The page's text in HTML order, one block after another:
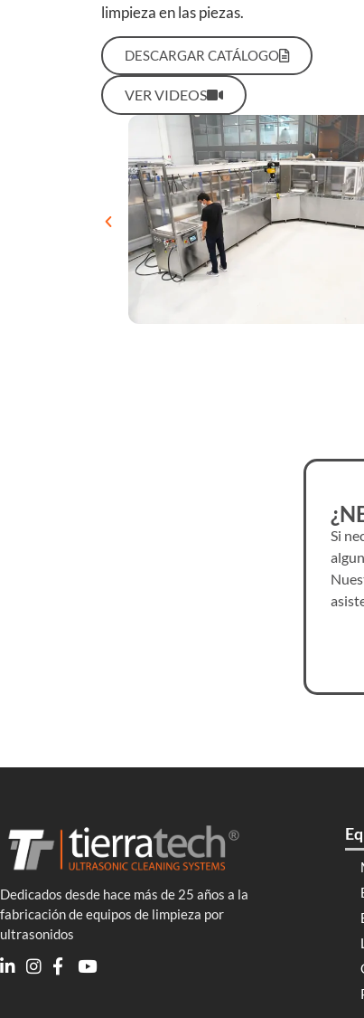
limpieza en las piezas.
DESCARGAR CATÁLOGO
VER VIDEOS
Si
Dedicados desde hace más de 25 años a la
fabricación de equipos de limpieza por
ultrasonidos